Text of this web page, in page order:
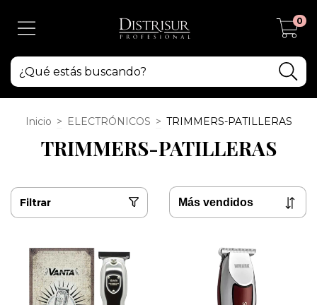
0
Inicio > ELECTRÓNICOS > TRIMMERS-PATILLERAS
TRIMMERS-PATILLERAS
Filtrar